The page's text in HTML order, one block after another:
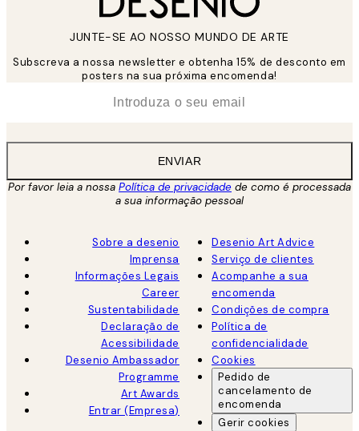
JUNTE-SE AO NOSSO MUNDO DE ARTE
Subscreva a nossa newsletter e obtenha 15% de desconto em
posters na sua próxima encomenda!
ENVIAR
Por favor leia a nossa Política de privacidade de como é processada
a sua informação pessoal
Sobre a desenio
Imprensa
Informações Legais
Career
Sustentabilidade
Declaração de
Acessibilidade
Desenio Ambassador
Programme
Art Awards
Entrar (Empresa)
Desenio Art Advice
Serviço de clientes
Acompanhe a sua
encomenda
Condições de compra
Política de
confidencialidade
Cookies
Pedido de
cancelamento de
encomenda
Gerir cookies